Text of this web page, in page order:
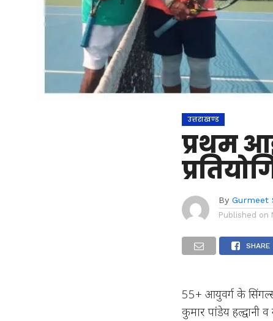
उत्तराखण्ड
प्रथम
By Gurmeet
Published on
SHARE
55+ आयुवर्ग के
कुमार पांडेय